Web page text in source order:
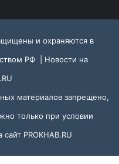
и охраняются в
РФ | Новости на
материалов запрещено,
только при условии
сайт PROKHAB.RU